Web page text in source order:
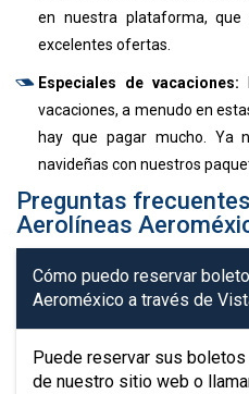
en nuestra plataforma,
excelentes ofertas.
Especiales de vacaciones:
vacaciones, a menudo en
hay que pagar mucho. Ya
navideñas con nuestros
Preguntas
Aerolíneas
Cómo puedo reservar
Aeroméxico a través de
Puede reservar sus
de nuestro sitio web o